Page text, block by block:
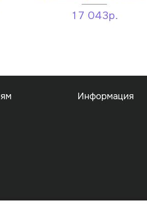
17 043р.
Информация